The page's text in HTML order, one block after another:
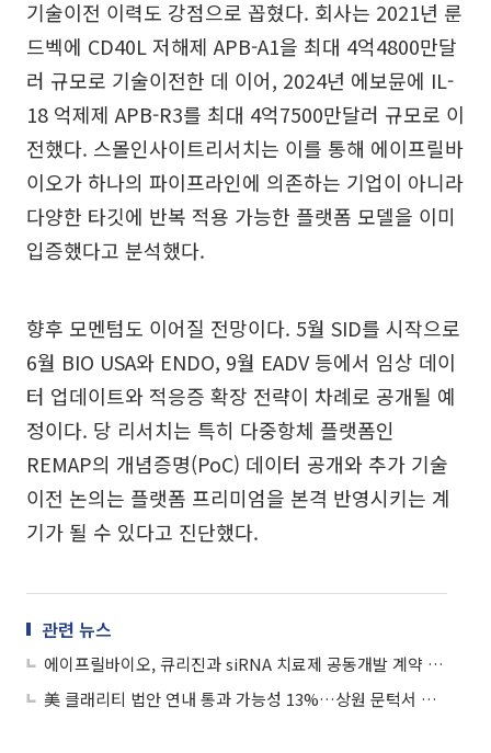
기술이전 이력도 강점으로 꼽혔다. 회사는 2021년 룬
드벡에 CD40L 저해제 APB-A1을 최대 4억4800만달
러 규모로 기술이전한 데 이어, 2024년 에보뮨에 IL-
18 억제제 APB-R3를 최대 4억7500만달러 규모로 이
전했다. 스몰인사이트리서치는 이를 통해 에이프릴바
이오가 하나의 파이프라인에 의존하는 기업이 아니라
다양한 타깃에 반복 적용 가능한 플랫폼 모델을 이미
입증했다고 분석했다.
향후 모멘텀도 이어질 전망이다. 5월 SID를 시작으로
6월 BIO USA와 ENDO, 9월 EADV 등에서 임상 데이
터 업데이트와 적응증 확장 전략이 차례로 공개될 예
정이다. 당 리서치는 특히 다중항체 플랫폼인
REMAP의 개념증명(PoC) 데이터 공개와 추가 기술
이전 논의는 플랫폼 프리미엄을 본격 반영시키는 계
기가 될 수 있다고 진단했다.
관련 뉴스
에이프릴바이오, 큐리진과 siRNA 치료제 공동개발 계약 체결
美 클래리티 법안 연내 통과 가능성 13%…상원 문턱서 제동